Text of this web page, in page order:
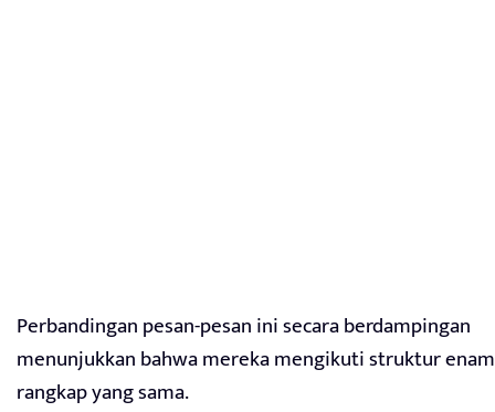
Perbandingan pesan-pesan ini secara berdampingan
menunjukkan bahwa mereka mengikuti struktur enam
rangkap yang sama.